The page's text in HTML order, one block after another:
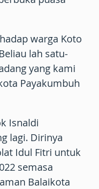
warga Koto
lah satu-
yang kami
Payakumbuh
Isnaldi
lagi. Dirinya
Idul Fitri untuk
semasa
Balaikota